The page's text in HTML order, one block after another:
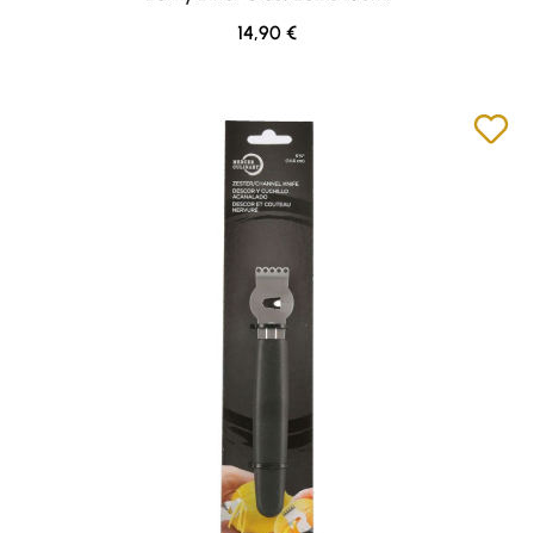
Regulärer Preis:
14,90 €